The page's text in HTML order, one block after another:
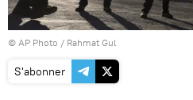
© AP Photo / Rahmat Gul
S'abonner